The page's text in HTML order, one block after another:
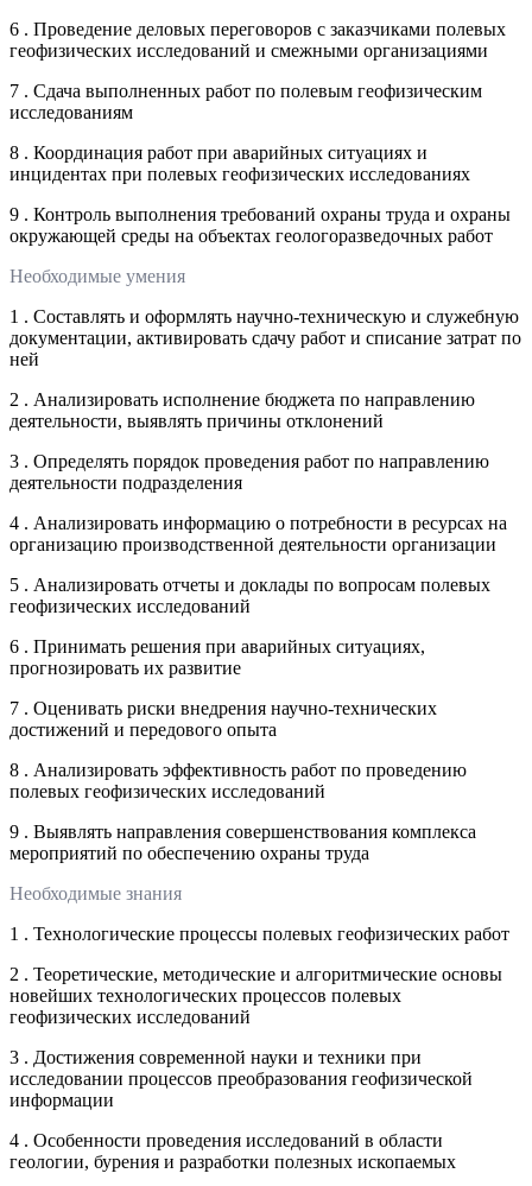
6 . Проведение деловых переговоров с заказчиками полевых
геофизических исследований и смежными организациями
7 . Сдача выполненных работ по полевым геофизическим
исследованиям
8 . Координация работ при аварийных ситуациях и
инцидентах при полевых геофизических исследованиях
9 . Контроль выполнения требований охраны труда и охраны
окружающей среды на объектах геологоразведочных работ
Необходимые умения
1 . Составлять и оформлять научно-техническую и служебную
документации, активировать сдачу работ и списание затрат по
ней
2 . Анализировать исполнение бюджета по направлению
деятельности, выявлять причины отклонений
3 . Определять порядок проведения работ по направлению
деятельности подразделения
4 . Анализировать информацию о потребности в ресурсах на
организацию производственной деятельности организации
5 . Анализировать отчеты и доклады по вопросам полевых
геофизических исследований
6 . Принимать решения при аварийных ситуациях,
прогнозировать их развитие
7 . Оценивать риски внедрения научно-технических
достижений и передового опыта
8 . Анализировать эффективность работ по проведению
полевых геофизических исследований
9 . Выявлять направления совершенствования комплекса
мероприятий по обеспечению охраны труда
Необходимые знания
1 . Технологические процессы полевых геофизических работ
2 . Теоретические, методические и алгоритмические основы
новейших технологических процессов полевых
геофизических исследований
3 . Достижения современной науки и техники при
исследовании процессов преобразования геофизической
информации
4 . Особенности проведения исследований в области
геологии, бурения и разработки полезных ископаемых